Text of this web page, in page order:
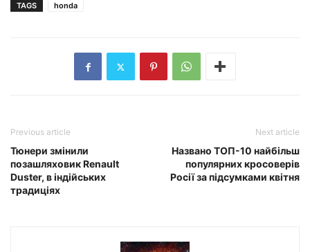
TAGS honda
Previous article
Тюнери змінили
позашляховик Renault
Duster, в індійських
традиціях
Next article
Названо ТОП-10 найбільш
популярних кросоверів
Росії за підсумками квітня